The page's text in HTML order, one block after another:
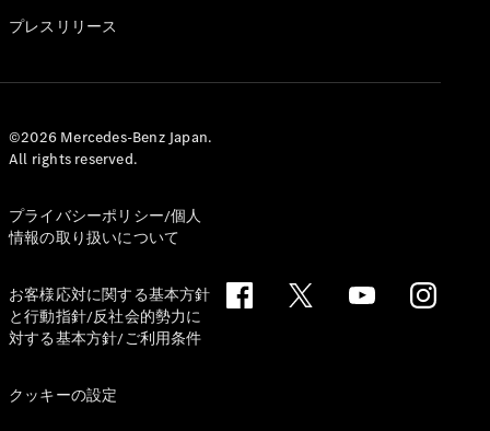
プレスリリース
©2026 Mercedes-Benz Japan.
All rights reserved.
プライバシーポリシー/個人
情報の取り扱いについて
お客様応対に関する基本方針
と行動指針/反社会的勢力に
対する基本方針/ご利用条件
クッキーの設定